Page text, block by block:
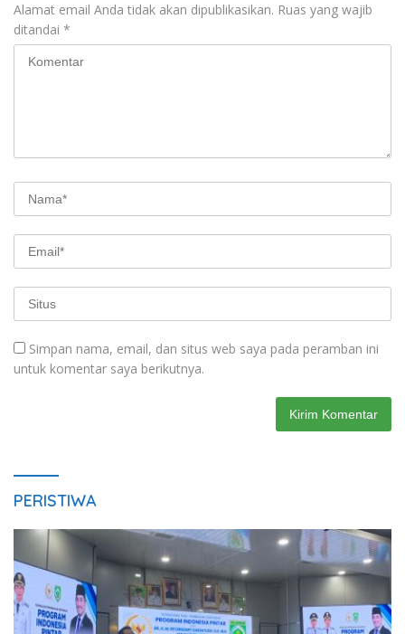
Alamat email Anda tidak akan dipublikasikan. Ruas yang wajib
ditandai *
Simpan nama, email, dan situs web saya pada peramban ini
untuk komentar saya berikutnya.
PERISTIWA